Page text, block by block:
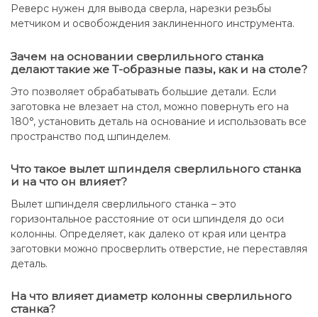
Реверс нужен для вывода сверла, нарезки резьбы
метчиком и освобождения заклиненного инструмента.
Зачем на основании сверлильного станка
делают такие же Т-образные пазы, как и на столе?
Это позволяет обрабатывать большие детали. Если
заготовка не влезает на стол, можно повернуть его на
180°, установить деталь на основание и использовать все
пространство под шпинделем.
Что такое вылет шпинделя сверлильного станка
и на что он влияет?
Вылет шпинделя сверлильного станка – это
горизонтальное расстояние от оси шпинделя до оси
колонны. Определяет, как далеко от края или центра
заготовки можно просверлить отверстие, не переставляя
деталь.
На что влияет диаметр колонны сверлильного
станка?